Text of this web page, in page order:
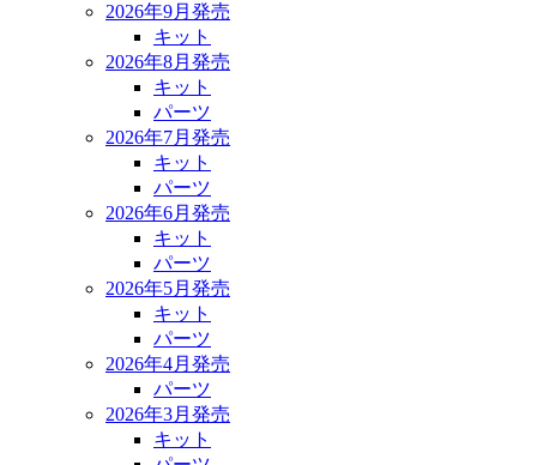
2026年9月発売
キット
2026年8月発売
キット
パーツ
2026年7月発売
キット
パーツ
2026年6月発売
キット
パーツ
2026年5月発売
キット
パーツ
2026年4月発売
パーツ
2026年3月発売
キット